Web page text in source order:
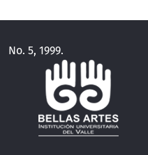
No. 5, 1999.